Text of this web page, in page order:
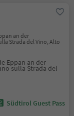
an der
Strada del Vino, Alto
Eppan an der
sulla Strada del
Südtirol Guest Pass